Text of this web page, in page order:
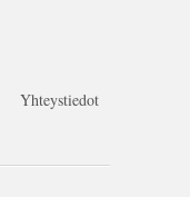
Yhteystiedot